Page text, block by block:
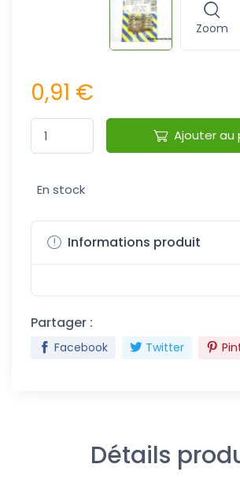
Zoom
0,91 €
Ajouter au
En stock
Informations produit
Partager :
Facebook Twitter
Détails